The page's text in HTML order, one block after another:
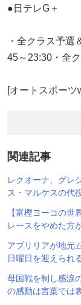
●日テレG＋
・全クラス予選
45～23:30・全
[オートスポー
関連記事
レクオーナ、グレ
ス・マルケスの代
【富樫ヨーコの世
レースをやめた方
アプリリアが地元
日曜日を迎えられ
母国戦を制し感涙
の感動は言葉では